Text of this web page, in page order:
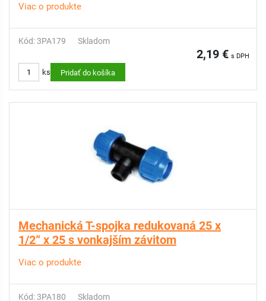
Viac o produkte
Kód: 3PA179 Skladom
2,19 € s DPH
ks Pridať do košíka
Mechanická T-spojka redukovaná 25 x
1/2“ x 25 s vonkajším závitom
Viac o produkte
Kód: 3PA180 Skladom